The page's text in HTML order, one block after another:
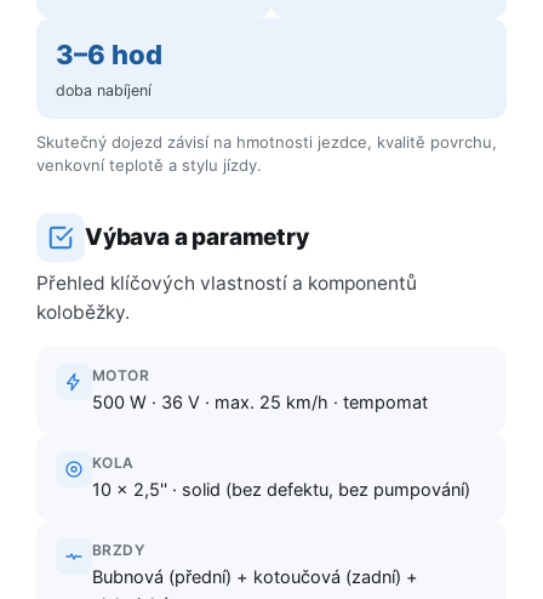
3–6 hod
doba nabíjení
Skutečný dojezd závisí na hmotnosti jezdce, kvalitě povrchu,
venkovní teplotě a stylu jízdy.
Výbava a parametry
Přehled klíčových vlastností a komponentů
koloběžky.
MOTOR
500 W · 36 V · max. 25 km/h · tempomat
KOLA
10 × 2,5'' · solid (bez defektu, bez pumpování)
BRZDY
Bubnová (přední) + kotoučová (zadní) +